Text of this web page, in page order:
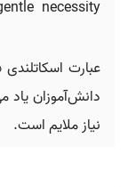
necessity
عبارت
دانش‌آموزان یاد
نیاز ملایم است.